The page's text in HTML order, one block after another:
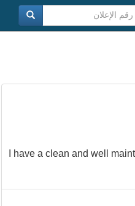
...I have a clean and well